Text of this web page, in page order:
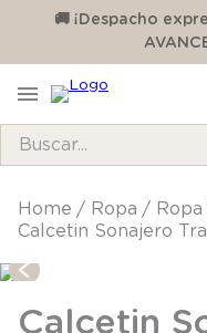
🚚 ¡Despacho
ropa
Calcetin Sonajero
Calcetin
TÉRMINOS MÁS
3.
zapatillas